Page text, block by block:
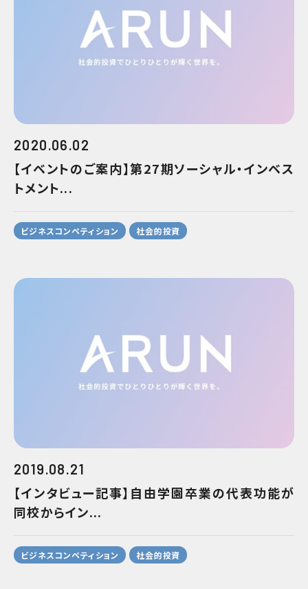
2020.06.02
【イベントのご案内】第27期ソーシャル・インベス
トメント...
ビジネスコンペティション 社会的投資
2019.08.21
【インタビュー記事】自由学園卒業の代表功能が
同校からイン...
ビジネスコンペティション 社会的投資